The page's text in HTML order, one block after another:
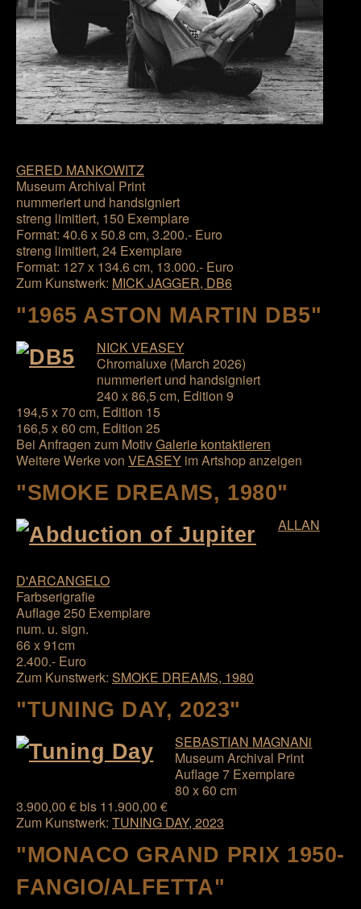
GERED MANKOWITZ
Museum Archival Print
nummeriert und handsigniert
streng limitiert, 150 Exemplare
Format: 40.6 x 50.8 cm, 3.200.- Euro
streng limitiert, 24 Exemplare
Format: 127 x 134.6 cm, 13.000.- Euro
Zum Kunstwerk: MICK JAGGER, DB6
"1965 ASTON MARTIN DB5"
NICK VEASEY
Chromaluxe (March 2026)
nummeriert und handsigniert
240 x 86,5 cm, Edition 9
194,5 x 70 cm, Edition 15
166,5 x 60 cm, Edition 25
Bei Anfragen zum MotivGalerie kontaktieren
Weitere Werke von VEASEY im Artshop anzeigen
"SMOKE DREAMS, 1980"
ALLAN
D'ARCANGELO
Farbserigrafie
Auflage 250 Exemplare
num. u. sign.
66 x 91cm
2.400.- Euro
Zum Kunstwerk: SMOKE DREAMS, 1980
"TUNING DAY, 2023"
SEBASTIAN MAGNANi
Museum Archival Print
Auflage 7 Exemplare
80 x 60 cm
3.900,00 € bis 11.900,00 €
Zum Kunstwerk: TUNING DAY, 2023
"MONACO GRAND PRIX 1950-
FANGIO/ALFETTA"